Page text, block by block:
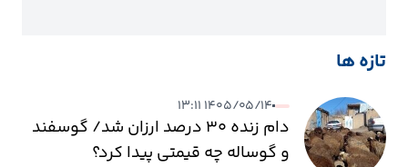
تازه ها
۱۴۰۵/۰۵/۱۴ ۱۳:۱۱
دام زنده ۳۰ درصد ارزان شد/ گوسفند
و گوساله چه قیمتی پیدا کرد؟